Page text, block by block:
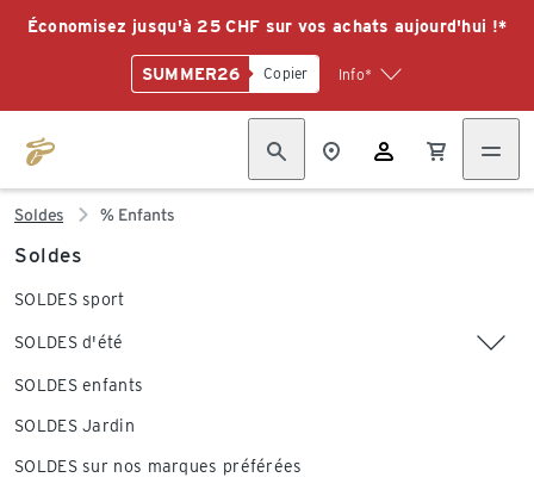
Économisez jusqu'à 25 CHF sur vos achats aujourd'hui !*
SUMMER26 Copier Info*
Soldes % Enfants
Soldes
SOLDES sport
SOLDES d'été
SOLDES enfants
SOLDES Jardin
SOLDES sur nos marques préférées